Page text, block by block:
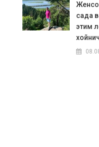
сада
этим